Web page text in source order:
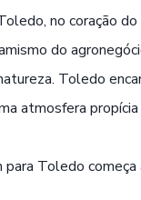
no coração
do
Toledo
atmosfera
para Toledo